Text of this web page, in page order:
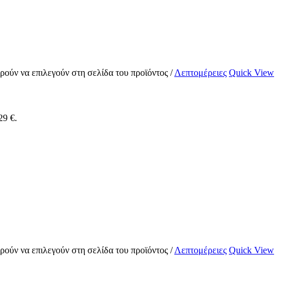
να επιλεγούν στη σελίδα του προϊόντος / Λεπτομέρειες Quick View
€.
να επιλεγούν στη σελίδα του προϊόντος / Λεπτομέρειες Quick View